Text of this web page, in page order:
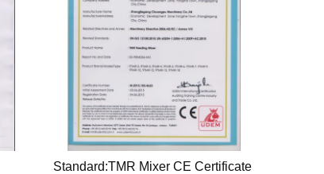
Standard:TMR Mixer CE Certificate